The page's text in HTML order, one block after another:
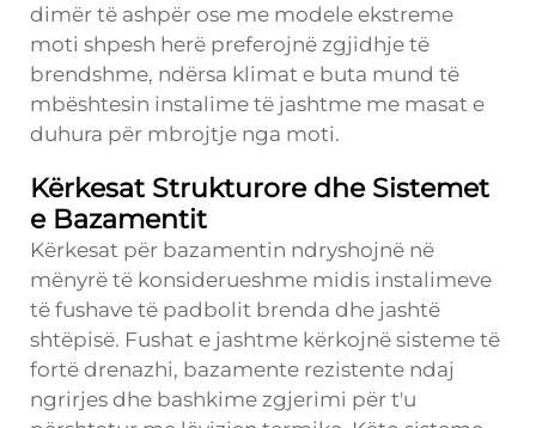
dimër të ashpër ose me modele ekstreme
moti shpesh herë preferojnë zgjidhje të
brendshme, ndërsa klimat e buta mund të
mbështesin instalime të jashtme me masat e
duhura për mbrojtje nga moti.
Kërkesat Strukturore dhe Sistemet
e Bazamentit
Kërkesat për bazamentin ndryshojnë në
mënyrë të konsiderueshme midis instalimeve
të fushave të padbolit brenda dhe jashtë
shtëpisë. Fushat e jashtme kërkojnë sisteme të
fortë drenazhi, bazamente rezistente ndaj
ngrirjes dhe bashkime zgjerimi për t'u